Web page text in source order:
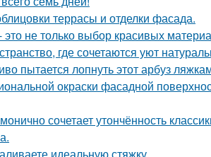
террасы и отделки фасада.
не только выбор красивых
где сочетаются уют
пытается лопнуть этот арбуз
окраски фасадной
сочетает утончённость